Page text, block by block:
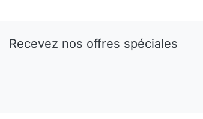
Recevez nos offres spéciales